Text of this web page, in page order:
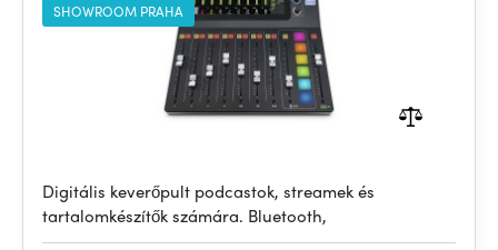
SHOWROOM PRAHA
Digitális keverőpult podcastok, streamek és
tartalomkészítők számára. Bluetooth,